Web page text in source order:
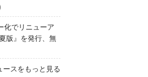
化でリニューア
版』を発行、無
ースをもっと見る